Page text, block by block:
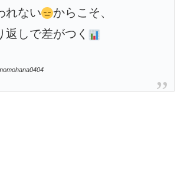
れない
からこそ、
返しで差がつく